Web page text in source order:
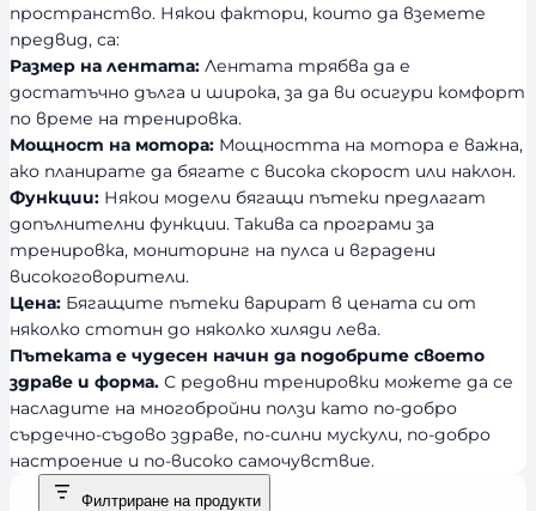
пространство. Някои фактори, които да вземете
предвид, са:
Размер на лентата: Лентата трябва да е
достатъчно дълга и широка, за да ви осигури комфорт
по време на тренировка.
Мощност на мотора: Мощността на мотора е важна,
ако планирате да бягате с висока скорост или наклон.
Функции: Някои модели бягащи пътеки предлагат
допълнителни функции. Такива са програми за
тренировка, мониторинг на пулса и вградени
високоговорители.
Цена: Бягащите пътеки варират в цената си от
няколко стотин до няколко хиляди лева.
Пътеката е чудесен начин да подобрите своето
здраве и форма. С редовни тренировки можете да се
насладите на многобройни ползи като по-добро
сърдечно-съдово здраве, по-силни мускули, по-добро
настроение и по-високо самочувствие.
Филтриране на продукти